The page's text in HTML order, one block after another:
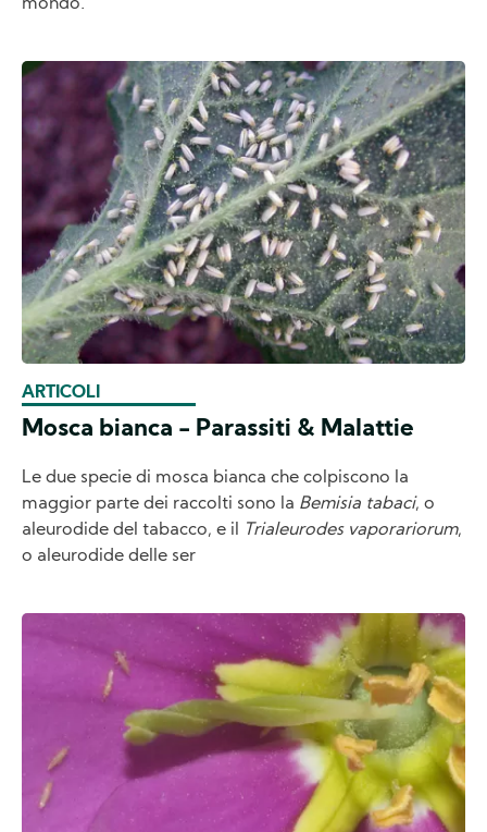
mondo.
ARTICOLI
Mosca bianca - Parassiti & Malattie
Le due specie di mosca bianca che colpiscono la
maggior parte dei raccolti sono la Bemisia tabaci, o
aleurodide del tabacco, e il
Trialeurodes vaporariorum,
o aleurodide delle ser